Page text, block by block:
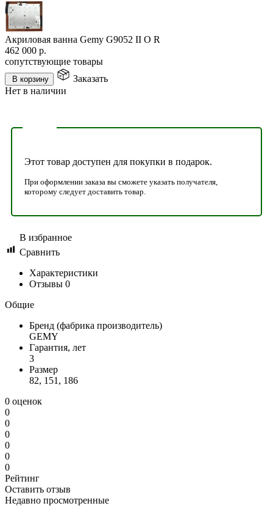
Акриловая ванна Gemy G9052 II O R
462 000 р.
сопутствующие товары
В корзину
Заказать
Нет в наличии
Этот товар доступен для покупки в подарок.
При оформлении заказа вы сможете указать получателя,
которому следует доставить товар.
В избранное
Сравнить
Характеристики
Отзывы 0
Общие
Бренд (фабрика производитель)
GEMY
Гарантия, лет
3
Размер
82, 151, 186
0 оценок
0
0
0
0
0
0
Рейтинг
Оставить отзыв
Недавно просмотренные